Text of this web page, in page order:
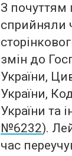
З почуттям
сприйняли
змін до
України,
України,
України та
№6232).
час